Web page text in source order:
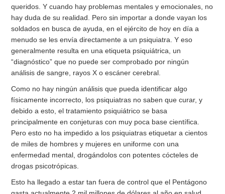
queridos. Y cuando hay problemas mentales y emocionales, no
hay duda de su realidad. Pero sin importar a donde vayan los
soldados en busca de ayuda, en el ejército de hoy en día a
menudo se les envía directamente a un psiquiatra. Y eso
generalmente resulta en una etiqueta psiquiátrica, un
“diagnóstico” que no puede ser comprobado por ningún
análisis de sangre, rayos X o escáner cerebral.
Como no hay ningún análisis que pueda identificar algo
físicamente incorrecto, los psiquiatras no saben que curar, y
debido a esto, el tratamiento psiquiátrico se basa
principalmente en conjeturas con muy poca base científica.
Pero esto no ha impedido a los psiquiatras etiquetar a cientos
de miles de hombres y mujeres en uniforme con una
enfermedad mental, drogándolos con potentes cócteles de
drogas psicotrópicas.
Esto ha llegado a estar tan fuera de control que el Pentágono